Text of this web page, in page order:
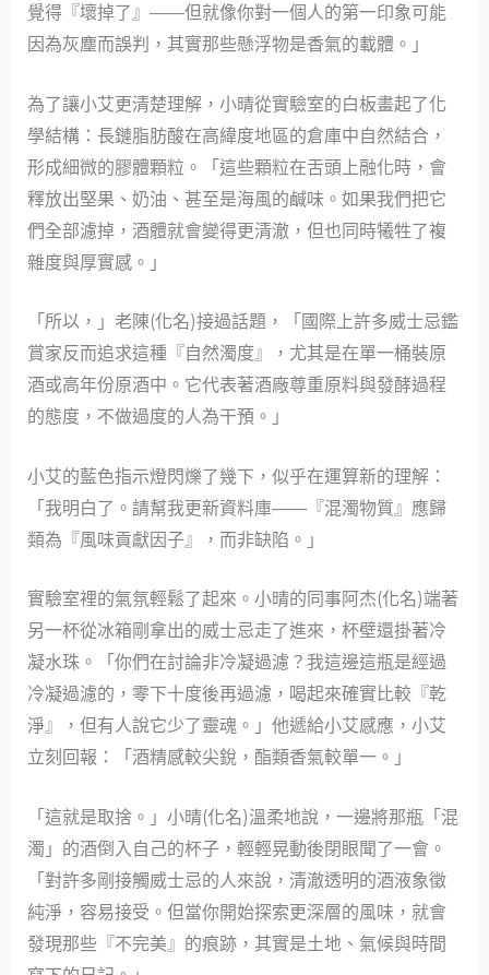
覺得『壞掉了』——但就像你對一個人的第一印象可能
因為灰塵而誤判，其實那些懸浮物是香氣的載體。」
為了讓小艾更清楚理解，小晴從實驗室的白板畫起了化
學結構：長鏈脂肪酸在高緯度地區的倉庫中自然結合，
形成細微的膠體顆粒。「這些顆粒在舌頭上融化時，會
釋放出堅果、奶油、甚至是海風的鹹味。如果我們把它
們全部濾掉，酒體就會變得更清澈，但也同時犧牲了複
雜度與厚實感。」
「所以，」老陳(化名)接過話題，「國際上許多威士忌鑑
賞家反而追求這種『自然濁度』，尤其是在單一桶裝原
酒或高年份原酒中。它代表著酒廠尊重原料與發酵過程
的態度，不做過度的人為干預。」
小艾的藍色指示燈閃爍了幾下，似乎在運算新的理解：
「我明白了。請幫我更新資料庫——『混濁物質』應歸
類為『風味貢獻因子』，而非缺陷。」
實驗室裡的氣氛輕鬆了起來。小晴的同事阿杰(化名)端著
另一杯從冰箱剛拿出的威士忌走了進來，杯壁還掛著冷
凝水珠。「你們在討論非冷凝過濾？我這邊這瓶是經過
冷凝過濾的，零下十度後再過濾，喝起來確實比較『乾
淨』，但有人說它少了靈魂。」他遞給小艾感應，小艾
立刻回報：「酒精感較尖銳，酯類香氣較單一。」
「這就是取捨。」小晴(化名)溫柔地說，一邊將那瓶「混
濁」的酒倒入自己的杯子，輕輕晃動後閉眼聞了一會。
「對許多剛接觸威士忌的人來說，清澈透明的酒液象徵
純淨，容易接受。但當你開始探索更深層的風味，就會
發現那些『不完美』的痕跡，其實是土地、氣候與時間